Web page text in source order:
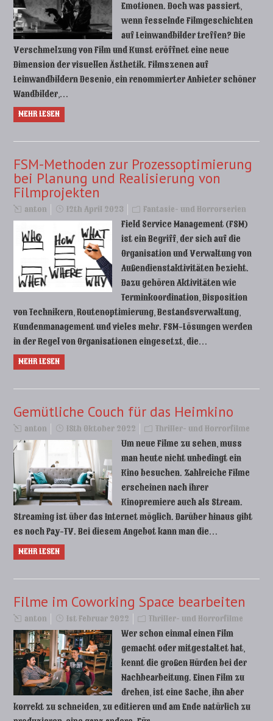
Emotionen. Doch was passiert,
wenn fesselnde Filmgeschichten
auf Leinwandbilder treffen? Die
Verschmelzung von Film und Kunst eröffnet eine neue
Dimension der visuellen Ästhetik. Filmszenen auf
Leinwandbildern Desenio, ein renommierter Anbieter schöner
Wandbilder,…
MEHR LESEN
FSM-Methoden zur Prozessoptimierung
bei Planung und Realisierung von
Filmprojekten
anton 12th April 2023 Fantasie- und Horrorserien
Field Service Management (FSM)
ist ein Begriff, der sich auf die
Organisation und Verwaltung von
Außendienstaktivitäten bezieht.
Dazu gehören Aktivitäten wie
Terminkoordination, Disposition
von Technikern, Routenoptimierung, Bestandsverwaltung,
Kundenmanagement und vieles mehr. FSM-Lösungen werden
in der Regel von Organisationen eingesetzt, die…
MEHR LESEN
Gemütliche Couch für das Heimkino
anton 18th Oktober 2022 Thriller- und Horrorfilme
Um neue Filme zu sehen, muss
man heute nicht unbedingt ein
Kino besuchen. Zahlreiche Filme
erscheinen nach ihrer
Kinopremiere auch als Stream.
Streaming ist über das Internet möglich. Darüber hinaus gibt
es noch Pay-TV. Bei diesem Angebot kann man die…
MEHR LESEN
Filme im Coworking Space bearbeiten
anton 1st Februar 2022 Thriller- und Horrorfilme
Wer schon einmal einen Film
gemacht oder mitgestaltet hat,
kennt die großen Hürden bei der
Nachbearbeitung. Einen Film zu
drehen, ist eine Sache, ihn aber
korrekt zu schneiden, zu editieren und am Ende natürlich zu